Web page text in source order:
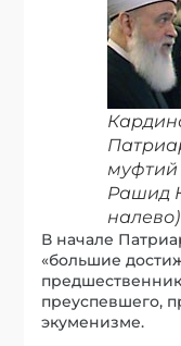
Рашид
налево)
В начале
«большие
преуспевшего,
экуменизме.